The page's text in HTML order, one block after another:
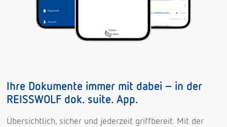
Ihre Dokumente immer mit dabei – in der
REISSWOLF dok. suite. App.
Übersichtlich, sicher und jederzeit griffbereit. Mit der